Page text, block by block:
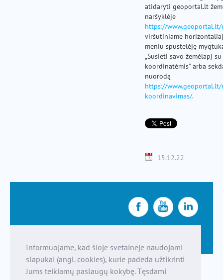
Informuojame, kad šioje svetainėje naudojami
slapukai (angl. cookies), kurie padeda užtikrinti
Jums teikiamų paslaugų kokybę. Tęsdami
atidaryti geoportal.lt
naršyklėje
https://www.geoportal.lt/
viršutiniame
meniu spustelėję
„Susieti savo žemėlapį su
koordinatėmis" arba
nuorodą
https://
koordinavimas/.
15.12.22